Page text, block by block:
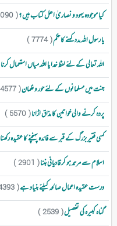
کیا موجودہ یہود و نصاریٰ اھل کتاب ہیں ؟( 5090 )
یا رسول اللہ مدد کہنے کا حکم( 7774 )
اللہ تعالی کے لئے لفظ خدا یا اللہ میاں استعمال کرنا
جنت میں مسلمانوں کے لئے حور و غلمان( 4577 )
پردہ کرنے والی خواتین کا مذاق اڑانا( 5570 )
کسی فقیر بزرگ کے قبر سے فائدہ پہنچنے کا عقیدہ رکھنا
اسلام سے مرتد ہو کر قادیانی بننا( 2901 )
درست عقیدہ اعمال صالحہ کیلئے بنیاد ہے( 4393 )
گناہ کبیرہ کی تفصیل( 2539 )